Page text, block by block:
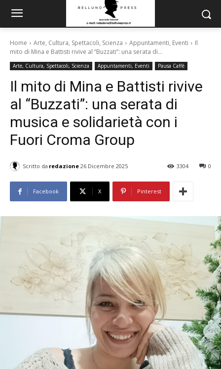
Home Arte, Cultura, Spettacoli, Scienza Appuntamenti, Eventi
Il
mito di Mina e Battisti rivive al “Buzzati”: una serata di...
Arte, Cultura, Spettacoli, Scienza Appuntamenti, Eventi Pausa Caffè
Il mito di Mina e Battisti rivive
al “Buzzati”: una serata di
musica e solidarietà con i
Fuori Croma Group
Scritto da redazione 26 Dicembre 2025 0
3304
Facebook X Pinterest